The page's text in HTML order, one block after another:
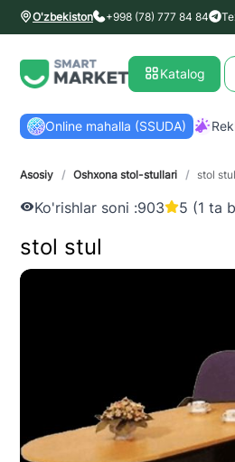
O'zbekiston +998 (78) 777 84 84
Katalog
Online mahalla (SSUDA)
Asosiy / Oshxona stol-stullari / stol stul
Ko'rishlar soni :903 5 (1 ta
stol stul